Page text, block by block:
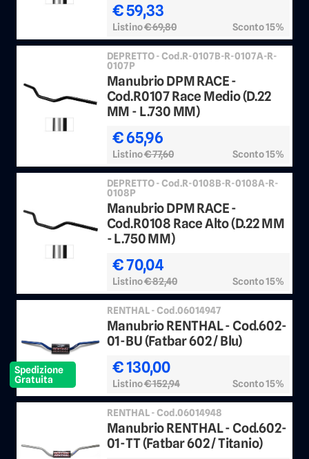
€ 59,33
Listino€ 69,80 Sconto 15%
DEPRETTO - Cod.R-0107B-R-0107A-R-
0107P
Manubrio DPM RACE -
Cod.R0107 Race Medio (D.22
MM - L.730 MM)
€ 65,96
Listino€ 77,60 Sconto 15%
DEPRETTO - Cod.R-0108B-R-0108A-R-
0108P
Manubrio DPM RACE -
Cod.R0108 Race Alto (D.22 MM
- L.750 MM)
€ 70,04
Listino€ 82,40 Sconto 15%
Spedizione
Gratuita
RENTHAL - Cod.06014947
Manubrio RENTHAL - Cod.602-
01-BU (Fatbar 602 / Blu)
€ 130,00
Listino€ 152,94 Sconto 15%
RENTHAL - Cod.06014948
Manubrio RENTHAL - Cod.602-
01-TT (Fatbar 602 / Titanio)